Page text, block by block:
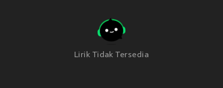
Lirik Tidak Tersedia